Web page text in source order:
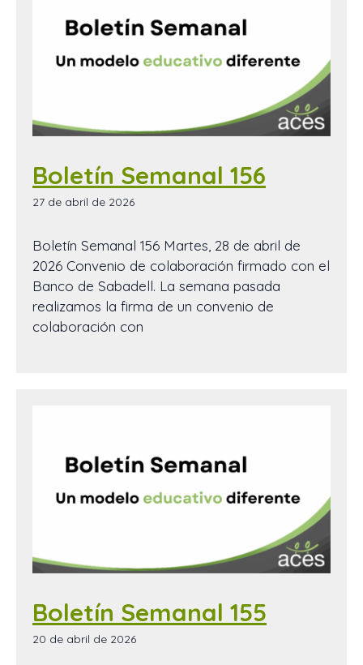
Boletín Semanal 156
27 de abril de 2026
Boletín Semanal 156 Martes, 28 de abril de
2026 Convenio de colaboración firmado con el
Banco de Sabadell. La semana pasada
realizamos la firma de un convenio de
colaboración con
Boletín Semanal 155
20 de abril de 2026